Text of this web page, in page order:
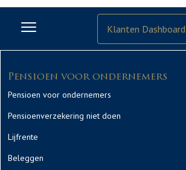
Klanten Dashboard
Pensioen voor ondernemers
Pensioen voor ondernemers
Pensioenverzekering niet doen
Lijfrente
Beleggen